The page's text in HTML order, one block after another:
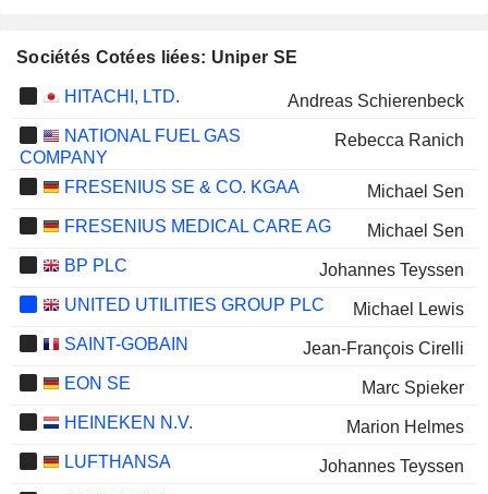
Sociétés Cotées liées: Uniper SE
HITACHI, LTD.
Andreas Schierenbeck
NATIONAL FUEL GAS
COMPANY
Rebecca Ranich
FRESENIUS SE & CO. KGAA
Michael Sen
FRESENIUS MEDICAL CARE AG
Michael Sen
BP PLC
Johannes Teyssen
UNITED UTILITIES GROUP PLC
Michael Lewis
SAINT-GOBAIN
Jean-François Cirelli
EON SE
Marc Spieker
HEINEKEN N.V.
Marion Helmes
LUFTHANSA
Johannes Teyssen